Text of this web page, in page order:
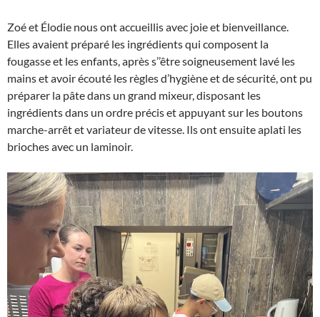
Zoé et Élodie nous ont accueillis avec joie et bienveillance.
Elles avaient préparé les ingrédients qui composent la
fougasse et les enfants, après s’’être soigneusement lavé les
mains et avoir écouté les règles d’hygiène et de sécurité, ont pu
préparer la pâte dans un grand mixeur, disposant les
ingrédients dans un ordre précis et appuyant sur les boutons
marche-arrêt et variateur de vitesse. Ils ont ensuite aplati les
brioches avec un laminoir.